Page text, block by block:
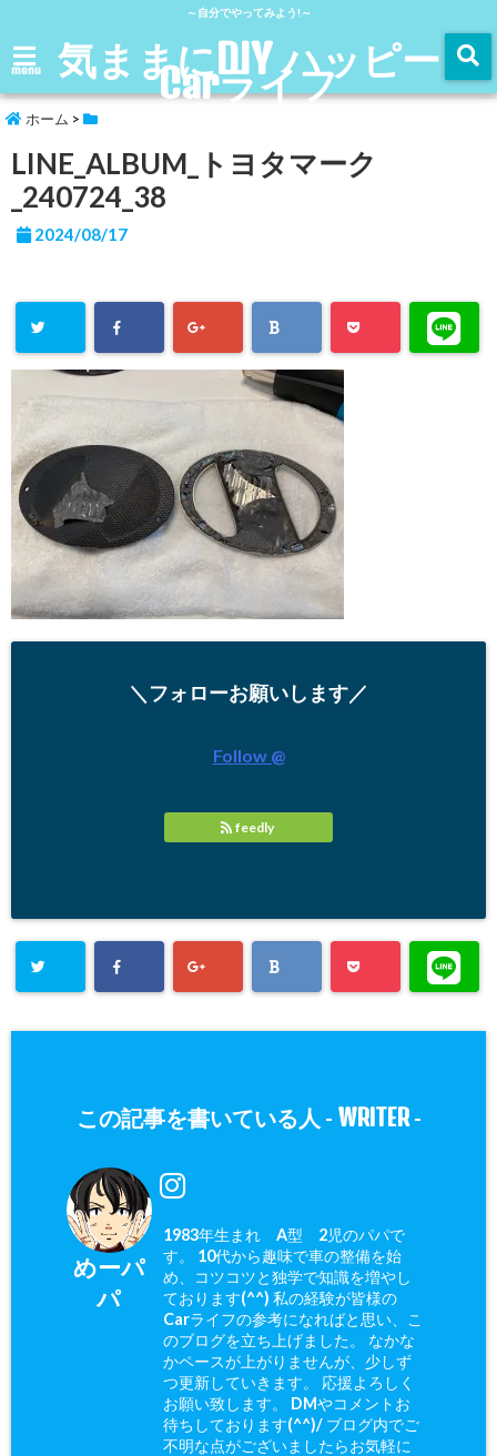
～自分でやってみよう!～
menu 気ままにDIY ハッピー
Carライフ
ホーム >
LINE_ALBUM_トヨタマーク
_240724_38
2024/08/17
＼フォローお願いします／
Follow @
feedly
この記事を書いている人 - WRITER-
めーパ
パ
1983年生まれ A型 2児のパパで
す。 10代から趣味で車の整備を始
め、コツコツと独学で知識を増やし
ております(^^) 私の経験が皆様の
Carライフの参考になればと思い、こ
のブログを立ち上げました。 なかな
かペースが上がりませんが、少しず
つ更新していきます。 応援よろしく
お願い致します。 DMやコメントお
待ちしております(^^)/ ブログ内でご
不明な点がございましたらお気軽に